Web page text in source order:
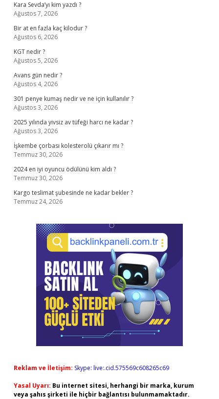
Kara Sevda’yı kim yazdı ?
Ağustos 7, 2026
Bir at en fazla kaç kilodur ?
Ağustos 6, 2026
KGT nedir ?
Ağustos 5, 2026
Avans gün nedir ?
Ağustos 4, 2026
301 penye kumaş nedir ve ne için kullanılır ?
Ağustos 3, 2026
2025 yılında yivsiz av tüfeği harcı ne kadar ?
Ağustos 3, 2026
İşkembe çorbası kolesterolü çıkarır mı ?
Temmuz 30, 2026
2024 en iyi oyuncu ödülünü kim aldı ?
Temmuz 30, 2026
Kargo teslimat şubesinde ne kadar bekler ?
Temmuz 24, 2026
Reklam ve İletişim: Skype: live:.cid.575569c608265c69
Yasal Uyarı: Bu internet sitesi, herhangi bir marka, kurum
veya şahıs şirketi ile hiçbir bağlantısı bulunmamaktadır.